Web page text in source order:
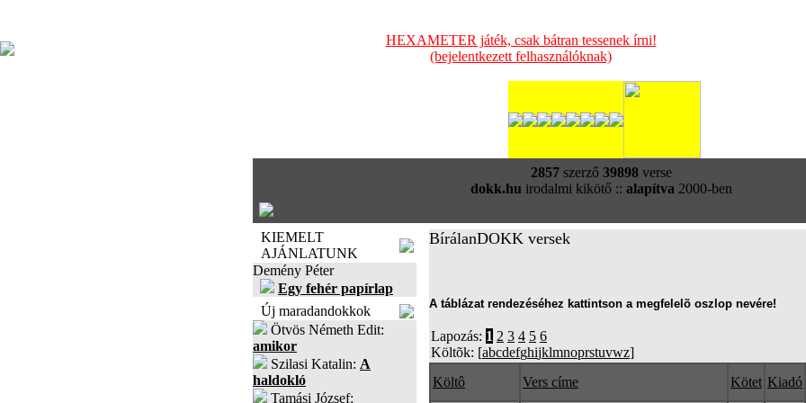
HEXAMETER játék, csak bátran tessenek írni!
(bejelentkezett felhasználóknak)
2857szerző 39898verse
dokk.hu irodalmi kikötő :: alapítva 2000-ben
KIEMELT
AJÁNLATUNK
Demény Péter
Egy fehér papírlap
Új maradandokkok
Ötvös Németh Edit:
amikor
Szilasi Katalin: A
haldokló
Tamási József:
BírálanDOKK versek
A táblázat rendezéséhez kattintson a megfelelõ oszlop nevére!
Lapozás: 1 2 3 4 5 6
Költõk: [abcdefghijklmnoprstuvwz]
Költô
Vers címe Kötet Kiadó